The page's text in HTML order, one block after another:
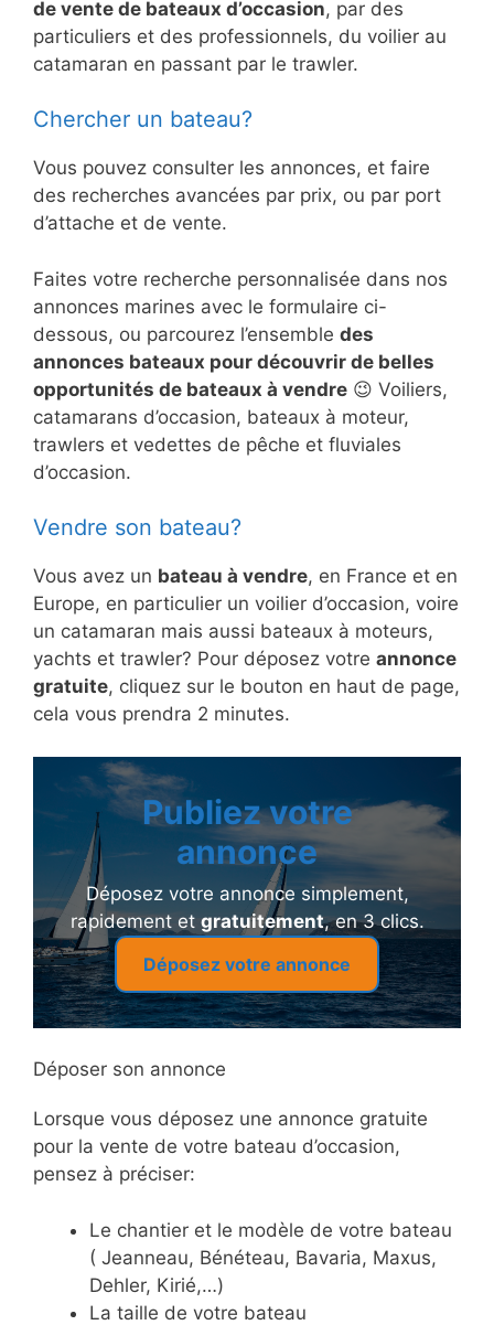
de vente de bateaux d’occasion, par des
particuliers et des professionnels, du voilier au
catamaran en passant par le trawler.
Chercher un bateau?
Vous pouvez consulter les annonces, et faire
des recherches avancées par prix, ou par port
d’attache et de vente.
Faites votre recherche personnalisée dans nos
annonces marines avec le formulaire ci-
dessous, ou parcourez l’ensemble des
annonces bateaux pour découvrir de belles
opportunités de bateaux à vendre 😉 Voiliers,
catamarans d’occasion, bateaux à moteur,
trawlers et vedettes de pêche et fluviales
d’occasion.
Vendre son bateau?
Vous avez un bateau à vendre, en France et en
Europe, en particulier un voilier d’occasion, voire
un catamaran mais aussi bateaux à moteurs,
yachts et trawler? Pour déposez votre annonce
gratuite, cliquez sur le bouton en haut de page,
cela vous prendra 2 minutes.
Publiez votre
annonce
Déposez votre annonce simplement,
rapidement et gratuitement, en 3 clics.
Déposez votre annonce
Déposer son annonce
Lorsque vous déposez une annonce gratuite
pour la vente de votre bateau d’occasion,
pensez à préciser:
Le chantier et le modèle de votre bateau
( Jeanneau, Bénéteau, Bavaria, Maxus,
Dehler, Kirié,…)
La taille de votre bateau